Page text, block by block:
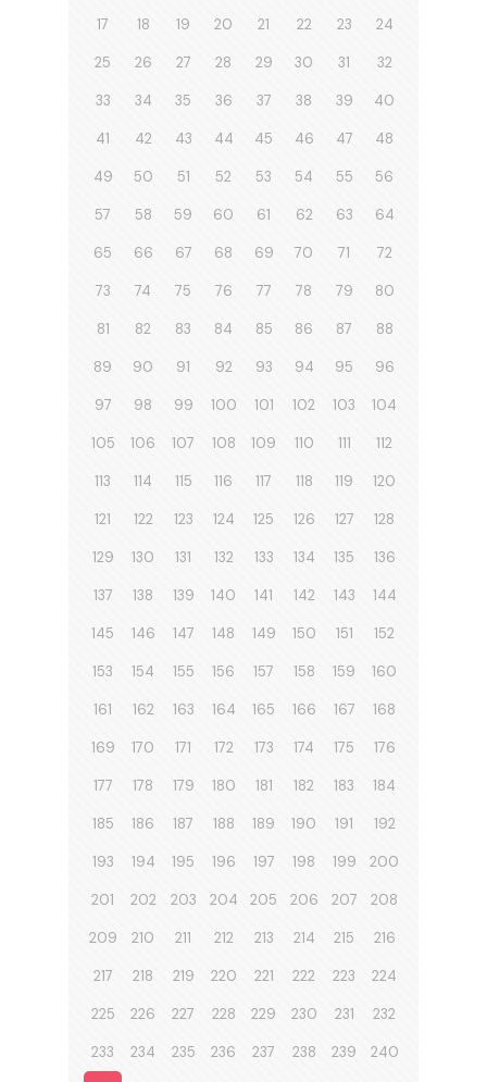
17 18 19 20 21 22 23 24
25 26 27 28 29 30 31 32
33 34 35 36 37 38 39 40
41 42 43 44 45 46 47 48
49 50 51 52 53 54 55 56
57 58 59 60 61 62 63 64
65 66 67 68 69 70 71 72
73 74 75 76 77 78 79 80
81 82 83 84 85 86 87 88
89 90 91 92 93 94 95 96
97 98 99 100 101 102 103 104
105 106 107 108 109 110 111 112
113 114 115 116 117 118 119 120
121 122 123 124 125 126 127 128
129 130 131 132 133 134 135 136
137 138 139 140 141 142 143 144
145 146 147 148 149 150 151 152
153 154 155 156 157 158 159 160
161 162 163 164 165 166 167 168
169 170 171 172 173 174 175 176
177 178 179 180 181 182 183 184
185 186 187 188 189 190 191 192
193 194 195 196 197 198 199 200
201 202 203 204 205 206 207 208
209 210 211 212 213 214 215 216
217 218 219 220 221 222 223 224
225 226 227 228 229 230 231 232
233 234 235 236 237 238 239 240